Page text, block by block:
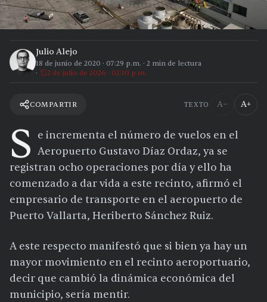
Julio Alejo
18 de junio de 2020 · 07:29 p.m. · 2 min de lectura
2 de julio de 2026 · 02:10 p.m.
COMPARTIR TEXTO A− A+
S
e incrementa el número de vuelos en el
Aeropuerto Gustavo Díaz Ordaz, ya se
registran ocho operaciones por día y ello ha
comenzado a dar vida a este recinto, afirmó el
empresario de transporte en el aeropuerto de
Puerto Vallarta, Heriberto Sánchez Ruiz.
A este respecto manifestó que si bien ya hay un
mayor movimiento en el recinto aeroportuario,
decir que cambió la dinámica económica del
municipio, sería mentir.